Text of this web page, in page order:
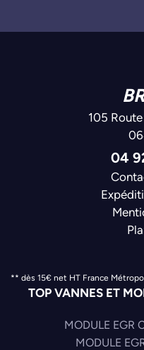
105
04
** dès 15€ net HT France
TOP VANNES ET
MODULE EGR
MODULE